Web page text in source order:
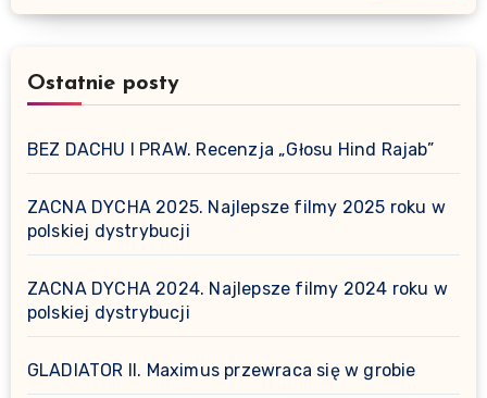
Ostatnie posty
BEZ DACHU I PRAW. Recenzja „Głosu Hind Rajab”
ZACNA DYCHA 2025. Najlepsze filmy 2025 roku w
polskiej dystrybucji
ZACNA DYCHA 2024. Najlepsze filmy 2024 roku w
polskiej dystrybucji
GLADIATOR II. Maximus przewraca się w grobie